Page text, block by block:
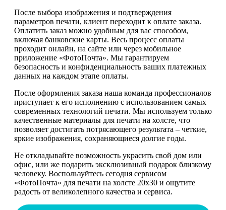
После выбора изображения и подтверждения
параметров печати, клиент переходит к оплате заказа.
Оплатить заказ можно удобным для вас способом,
включая банковские карты. Весь процесс оплаты
проходит онлайн, на сайте или через мобильное
приложение «ФотоПочта». Мы гарантируем
безопасность и конфиденциальность ваших платежных
данных на каждом этапе оплаты.
После оформления заказа наша команда профессионалов
приступает к его исполнению с использованием самых
современных технологий печати. Мы используем только
качественные материалы для печати на холсте, что
позволяет достигать потрясающего результата – четкие,
яркие изображения, сохраняющиеся долгие годы.
Не откладывайте возможность украсить свой дом или
офис, или же подарить эксклюзивный подарок близкому
человеку. Воспользуйтесь сегодня сервисом
«ФотоПочта» для печати на холсте 20х30 и ощутите
радость от великолепного качества и сервиса.